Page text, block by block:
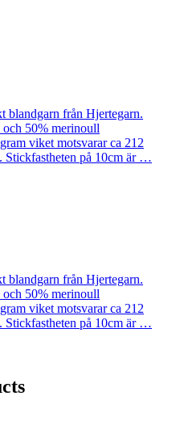
blandgarn från Hjertegarn.
50% merinoull
viket motsvarar ca 212
Stickfastheten på 10cm är …
blandgarn från Hjertegarn.
50% merinoull
viket motsvarar ca 212
Stickfastheten på 10cm är …